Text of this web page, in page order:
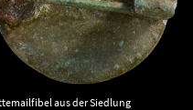
aus der Siedlung